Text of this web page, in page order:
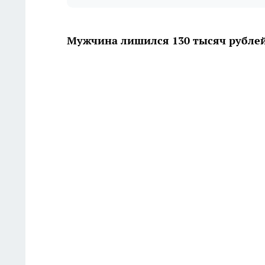
Мужчина лишился 130 тысяч